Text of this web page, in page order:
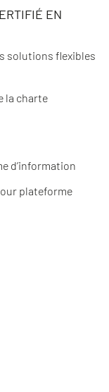
EN
solutions flexibles
la charte
d’information
plateforme